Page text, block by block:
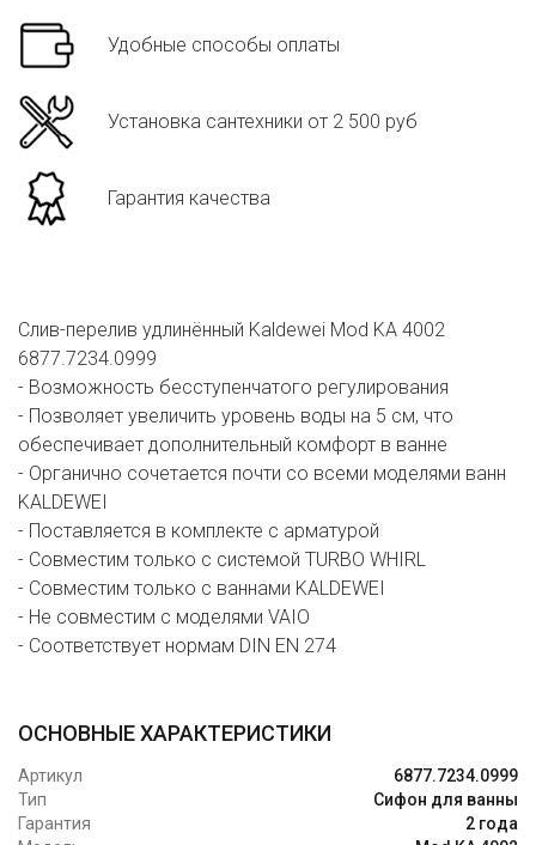
Удобные способы оплаты
Установка сантехники от 2 500 руб
Гарантия качества
Слив-перелив удлинённый Kaldewei Mod KA 4002
6877.7234.0999
- Возможность бесступенчатого регулирования
- Позволяет увеличить уровень воды на 5 см, что
обеспечивает дополнительный комфорт в ванне
- Органично сочетается почти со всеми моделями ванн
KALDEWEI
- Поставляется в комплекте с арматурой
- Совместим только с системой TURBO WHIRL
- Совместим только с ваннами KALDEWEI
- Не совместим с моделями VAIO
- Соответствует нормам DIN EN 274
ОСНОВНЫЕ ХАРАКТЕРИСТИКИ
Артикул
6877.7234.0999
Тип
Сифон для ванны
Гарантия
2 года